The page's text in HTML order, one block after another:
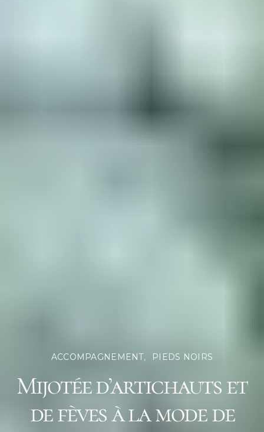
ACCOMPAGNEMENT PIEDS NOIRS
Mijotée d’artichauts et
de fèves à la mode de